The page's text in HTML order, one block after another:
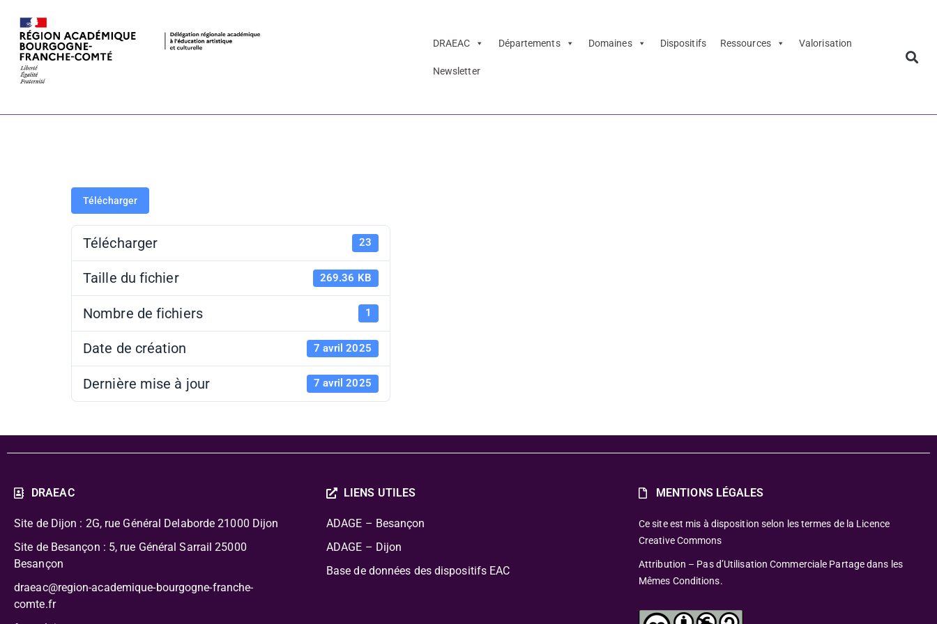
DRAEAC Départements Domaines Dispositifs Ressources Valorisation
Newsletter
Bibracte – liste des ateliers et activités
Télécharger
Télécharger 23
Taille du fichier 269.36 KB
Nombre de fichiers 1
Date de création 7 avril 2025
Dernière mise à jour 7 avril 2025
DRAEAC
Site de Dijon : 2G, rue Général Delaborde 21000 Dijon
Site de Besançon : 5, rue Général Sarrail 25000
Besançon
draeac@region-academique-bourgogne-franche-
comte.fr
LIENS UTILES
ADAGE – Besançon
ADAGE – Dijon
Base de données des dispositifs EAC
MENTIONS LÉGALES
Ce site est mis à disposition selon les termes de la Licence
Creative Commons
Attribution – Pas d’Utilisation Commerciale Partage dans les
Mêmes Conditions.